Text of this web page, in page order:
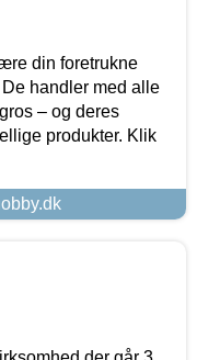
din foretrukne
handler med alle
– og deres
produkter. Klik